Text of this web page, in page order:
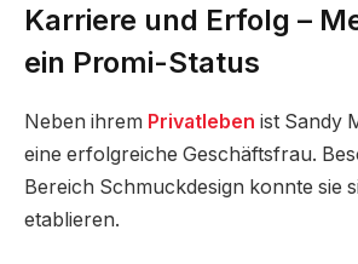
Karriere und Erfolg –
ein Promi-Status
Neben ihrem Privatleben ist Sandy
eine erfolgreiche Geschäftsfrau.
Bereich Schmuckdesign konnte sie
etablieren.